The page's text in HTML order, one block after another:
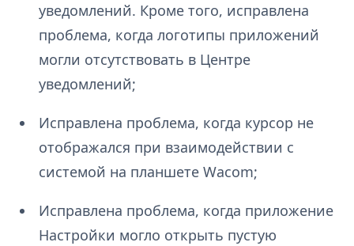
уведомлений. Кроме того, исправлена
проблема, когда логотипы приложений
могли отсутствовать в Центре
уведомлений;
Исправлена проблема, когда курсор не
отображался при взаимодействии с
системой на планшете Wacom;
Исправлена проблема, когда приложение
Настройки могло открыть пустую